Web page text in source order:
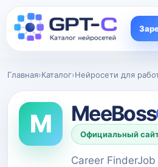
Главная›Каталог›Нейросети для
M MeeBoss
Официальный
Career